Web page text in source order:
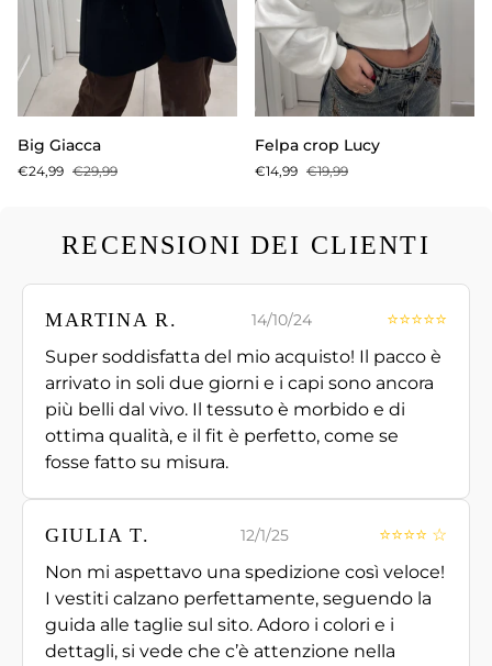
Big
Giacca
Big Giacca
€24,99 €29,99
Felpa
crop
Lucy
Felpa crop Lucy
€14,99 €19,99
RECENSIONI DEI CLIENTI
MARTINA R. 14/10/24
⭐⭐⭐⭐⭐
Super soddisfatta del mio acquisto! Il pacco è
arrivato in soli due giorni e i capi sono ancora
più belli dal vivo. Il tessuto è morbido e di
ottima qualità, e il fit è perfetto, come se
fosse fatto su misura.
GIULIA T. 12/1/25
⭐⭐⭐⭐ ☆
Non mi aspettavo una spedizione così veloce!
I vestiti calzano perfettamente, seguendo la
guida alle taglie sul sito. Adoro i colori e i
dettagli, si vede che c’è attenzione nella